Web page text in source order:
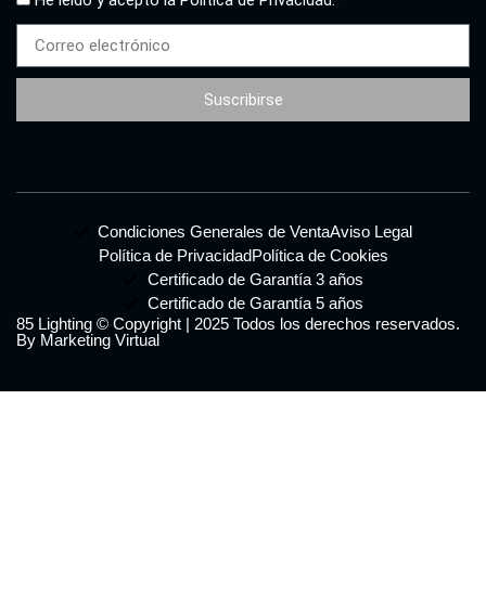
Suscribirse
85 Lighting © Copyright | 2025 Todos los derechos reservados.
By Marketing Virtual
Condiciones Generales de VentaAviso Legal
Política de PrivacidadPolítica de Cookies
Certificado de Garantía 3 años
Certificado de Garantía 5 años